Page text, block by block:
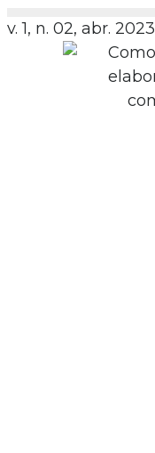
v. 1, n. 02, abr. 2023